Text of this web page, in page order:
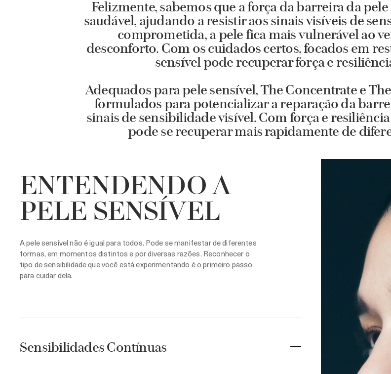
Felizmente, sabemos que a força da barreira da
saudável, ajudando a resistir aos sinais visíveis de
comprometida, a pele fica mais vulnerável ao
desconforto. Com os cuidados certos, focados em
sensível pode recuperar força e
Adequados para pele sensível, The Concentrate e
formulados para potencializar a reparação da
sinais de sensibilidade visível. Com força e
pode se recuperar mais rapidamente de
ENTENDENDO A
PELE SENSÍVEL
A pele sensível não é igual para todos. Pode se manifestar de diferentes
formas, em momentos distintos e por diversas razões. Reconhecer o
tipo de sensibilidade que você está experimentando é o primeiro passo
para cuidar dela.
Sensibilidades Contínuas